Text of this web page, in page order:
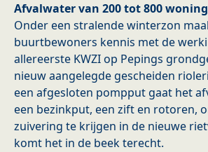
Afvalwater van 200 tot 800
Onder een stralende winterzon
buurtbewoners kennis met de
allereerste KWZI op Pepings
nieuw aangelegde gescheiden
een afgesloten pompput gaat het
een bezinkput, een zift en rotoren,
zuivering te krijgen in de nieuwe
komt het in de beek terecht.